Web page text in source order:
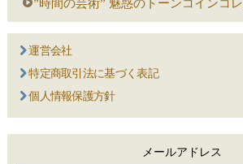
”時間の芸術” 魅惑のトーンコインコ
運営会社
特定商取引法に基づく表記
個人情報保護方針
メールアドレス